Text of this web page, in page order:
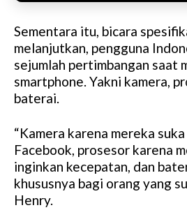
Sementara itu, bicara
melanjutkan, pengguna
sejumlah pertimbangan saat
smartphone. Yakni kamera,
baterai.
“Kamera karena mereka
Facebook, prosesor karena
inginkan kecepatan, dan
khususnya bagi orang yang
Henry.